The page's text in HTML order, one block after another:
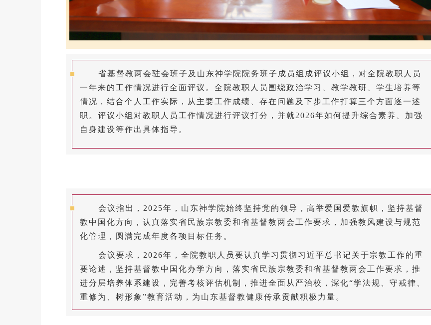
省基督教两会驻会班子及山东神学院院务班子成员组成评议小组，对全院教职人员
一年来的工作情况进行全面评议。全院教职人员围绕政治学习、教学教研、学生培养等
情况，结合个人工作实际，从主要工作成绩、存在问题及下步工作打算三个方面逐一述
职。评议小组对教职人员工作情况进行评议打分，并就2026年如何提升综合素养、加强
自身建设等作出具体指导。
会议指出，2025年，山东神学院始终坚持党的领导，高举爱国爱教旗帜，坚持基督
教中国化方向，认真落实省民族宗教委和省基督教两会工作要求，加强教风建设与规范
化管理，圆满完成年度各项目标任务。
会议要求，2026年，全院教职人员要认真学习贯彻习近平总书记关于宗教工作的重
要论述，坚持基督教中国化办学方向，落实省民族宗教委和省基督教两会工作要求，推
进分层培养体系建设，完善考核评估机制，推进全面从严治校，深化“学法规、守戒律、
重修为、树形象”教育活动，为山东基督教健康传承贡献积极力量。